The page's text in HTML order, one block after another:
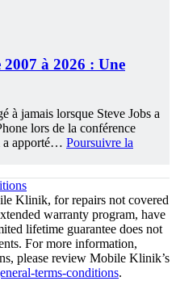
à 2026 : Une
à jamais lorsque Steve Jobs a
lors de la conférence
a apporté… Poursuivre la
Klinik, for repairs not covered
warranty program, have
lifetime guarantee does not
For more information,
please review Mobile Klinik’s
terms-conditions.